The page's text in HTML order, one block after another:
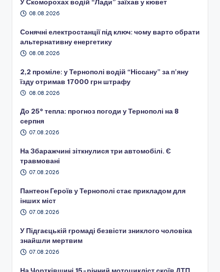
У Скоморохах водій “Лади” заїхав у кювет
08.08.2026
Сонячні електростанції під ключ: чому варто обрати
альтернативну енергетику
08.08.2026
2,2 проміле: у Тернополі водій “Ніссану” за п’яну
їзду отримав 17000 грн штрафу
08.08.2026
До 25° тепла: прогноз погоди у Тернополі на 8
серпня
07.08.2026
На Збаражчині зіткнулися три автомобілі. Є
травмовані
07.08.2026
Пантеон Героїв у Тернополі стає прикладом для
інших міст
07.08.2026
У Підгаєцькій громаді безвісти зниклого чоловіка
знайшли мертвим
07.08.2026